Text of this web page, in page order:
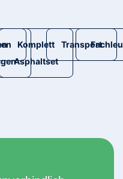
Komplett
Asphaltset
Transport